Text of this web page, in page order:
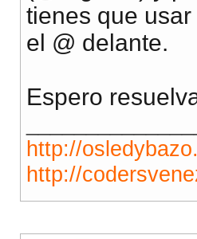
tienes que
el @ delante.
Espero
http://
http://